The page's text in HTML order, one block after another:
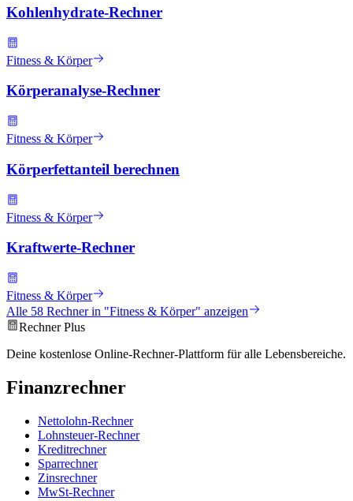
Kohlenhydrate-Rechner
Fitness & Körper
Körperanalyse-Rechner
Fitness & Körper
Körperfettanteil berechnen
Fitness & Körper
Kraftwerte-Rechner
Fitness & Körper
Alle 58 Rechner in "Fitness & Körper" anzeigen
Rechner Plus
Deine kostenlose Online-Rechner-Plattform für alle Lebensbereiche.
Finanzrechner
Nettolohn-Rechner
Lohnsteuer-Rechner
Kreditrechner
Sparrechner
Zinsrechner
MwSt-Rechner